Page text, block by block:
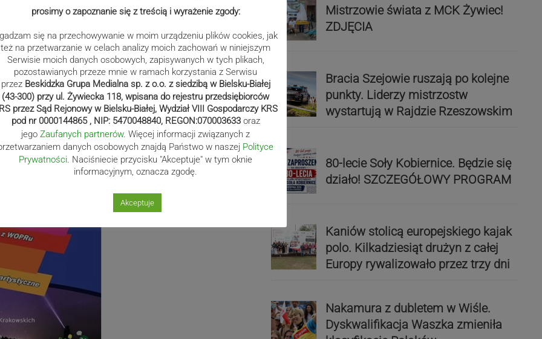
Mistrzowie świata z MCK Żywiec!
ZDJĘCIA
Bracia Szejowie ruszają po kolejne
punkty. Liderzy mistrzostw
wystartują w Rajdzie Rzeszowskim
80-lecie Soły Kobiernice. Będzie się
działo! SZCZEGÓŁOWY PROGRAM
Kaniów stolicą europejskiego kajak
polo. Kilkadziesiąt drużyn z całej
Europy rywalizowało przez trzy dni
Nakamura z dubletem w Wiśle.
Dyskwalifikacja Waszka zmieniła
prosimy o zapoznanie się z treścią i wyrażenie zgody:
się na przechowywanie w moim urządzeniu plików cookies, jak
też na przetwarzanie w celach analizy moich zachowań w niniejszym
Serwisie moich danych osobowych, zapisywanych w tych plikach,
pozostawianych przeze mnie w ramach korzystania z Serwisu
przez Beskidzka Grupa Medialna sp. z o.o. z siedzibą w Bielsku-Białej
(43-300) przy ul. Żywiecka 118, wpisana do rejestru przedsiębiorców
przez Sąd Rejonowy w Bielsku-Białej, Wydział VIII Gospodarczy KRS
pod nr 0000144865 , NIP: 5470048840, REGON:070003633 oraz
jego Zaufanych partnerów. Więcej informacji związanych z
danych osobowych znajdą Państwo w naszej Polityce
Prywatności . Naciśniecie przycisku "Akceptuje" w tym oknie
informacyjnym, oznacza zgodę.
Akceptuje